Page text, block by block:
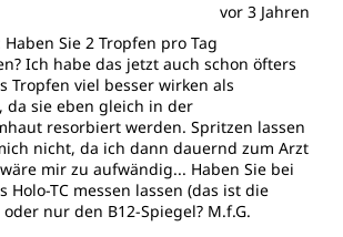
vor 3 Jahren
Sie 2 Tropfen pro Tag
Ich habe das jetzt auch schon öfters
Tropfen viel besser wirken als
da sie eben gleich in der
resorbiert werden. Spritzen lassen
nicht, da ich dann dauernd zum Arzt
mir zu aufwändig... Haben Sie bei
Holo-TC messen lassen (das ist die
nur den B12-Spiegel? M.f.G.